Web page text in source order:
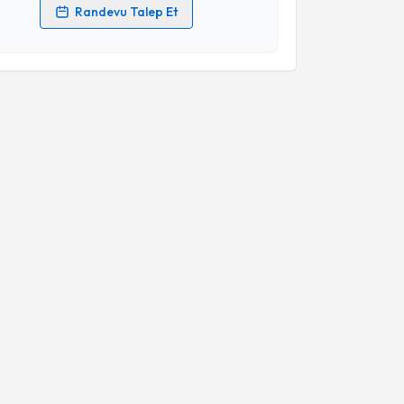
Randevu Talep Et
verilerimin işlenmesine ilişkinAydınlatma Metni
kabul ediyorum.